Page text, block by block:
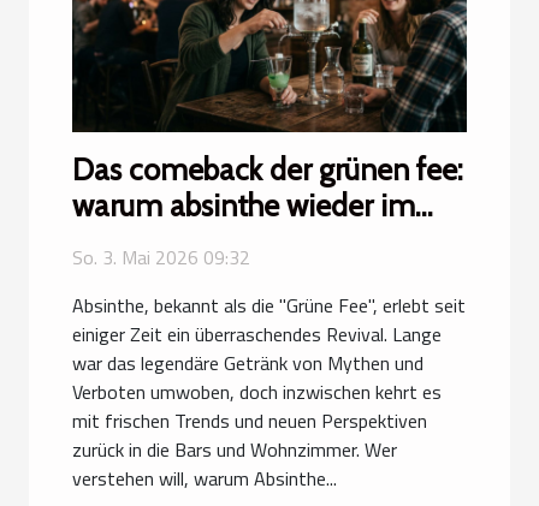
Das comeback der grünen fee:
warum absinthe wieder im
trend liegt
So. 3. Mai 2026 09:32
Absinthe, bekannt als die "Grüne Fee", erlebt seit
einiger Zeit ein überraschendes Revival. Lange
war das legendäre Getränk von Mythen und
Verboten umwoben, doch inzwischen kehrt es
mit frischen Trends und neuen Perspektiven
zurück in die Bars und Wohnzimmer. Wer
verstehen will, warum Absinthe...